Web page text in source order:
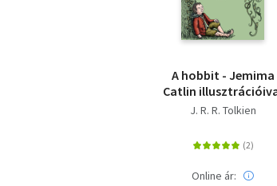
A hobbit - Jemima
Catlin
J. R. R. Tolkien
Online ár: